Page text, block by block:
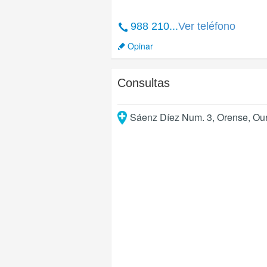
988 210...Ver teléfono
Opinar
Consultas
Sáenz Díez Num. 3, Orense,